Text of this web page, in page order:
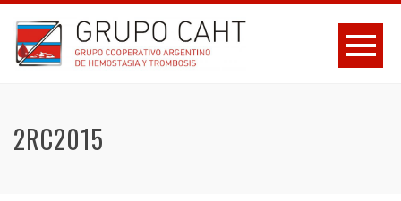
2RC2015